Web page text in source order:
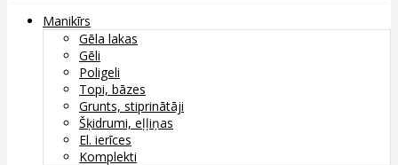
Manikīrs
Gēla lakas
Gēli
Poligeli
Topi, bāzes
Grunts, stiprinātāji
Šķidrumi, eļļiņas
El. ierīces
Komplekti